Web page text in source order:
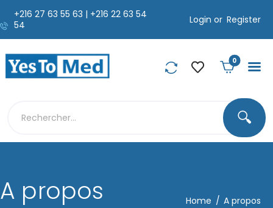
+216 27 63 55 63 | +216 22 63 54
54
Login or Register
0
🔍
A propos Home A propos